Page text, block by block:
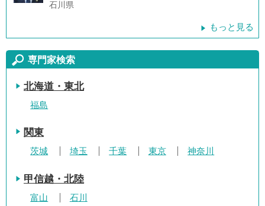
石川県
もっと見る
専門家検索
北海道・東北
福島
関東
茨城 埼玉 千葉 東京 神奈川
甲信越・北陸
富山 石川